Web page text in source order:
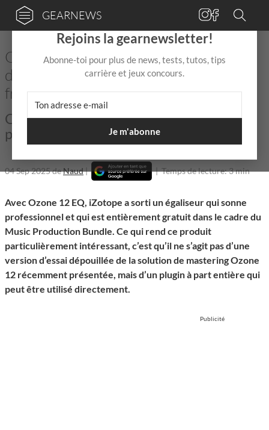
GEARNEWS
Ozone 12 EQ : un outil de mastering
d’iZotope – maintenant disponible en
freeware !
Cet égaliseur de mastering à la sonorité
professionnelle est gratuit !
04 Sep 2025deNaud| |Temps de lecture: 3 min
Avec Ozone 12 EQ, iZotope a sorti un égaliseur qui sonne
professionnel et qui est entièrement gratuit dans le cadre du
Music Production Bundle. Ce qui rend ce produit
particulièrement intéressant, c’est qu’il ne s’agit pas d’une
version d’essai dépouillée de la solution de mastering Ozone
12 récemment présentée, mais d’un plugin à part entière qui
peut être utilisé directement.
Publicité
×
Rejoins la gearnewsletter!
Abonne-toi pour plus de news, tests, tutos, tips
carrière et jeux concours.
Je m'abonne